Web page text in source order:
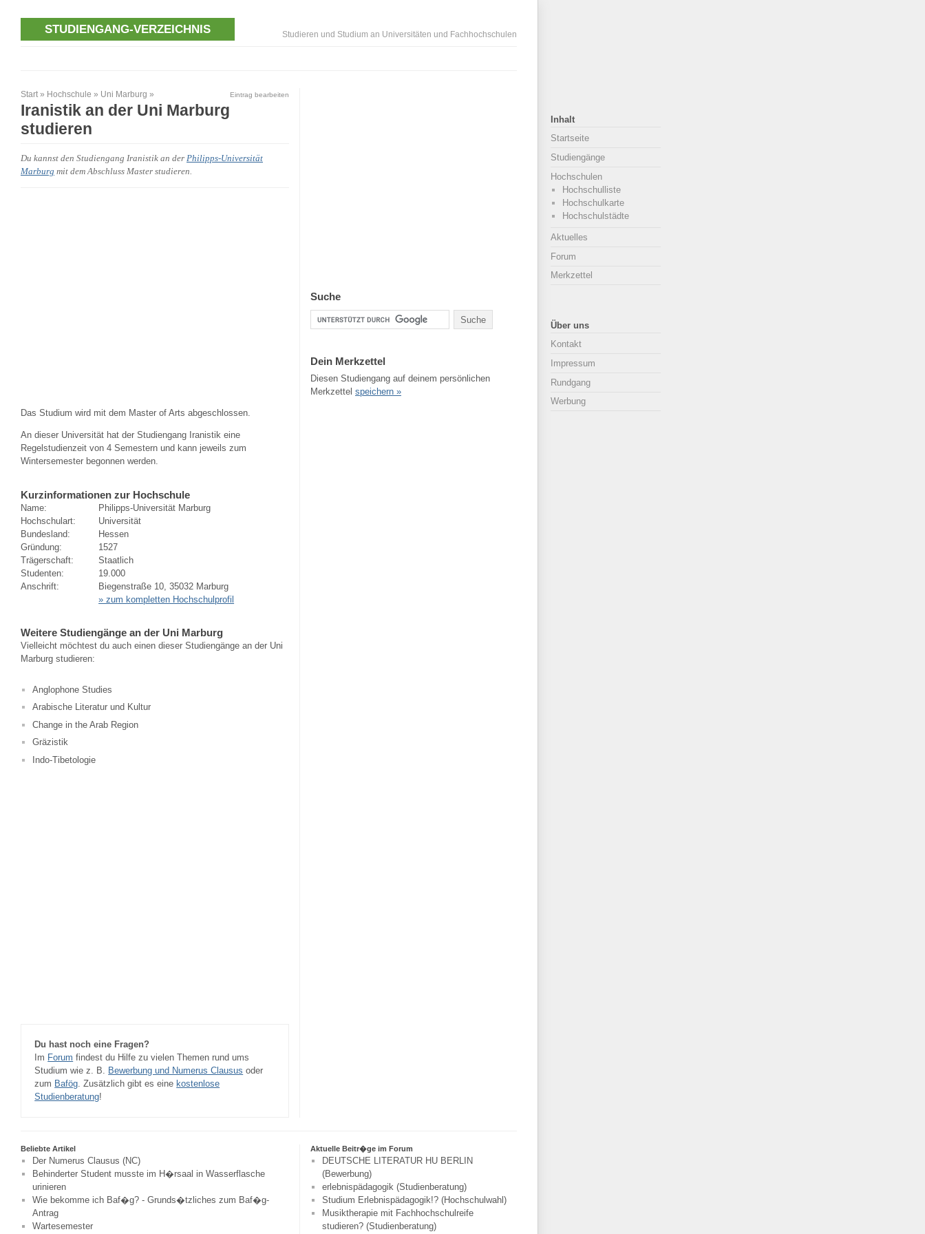
STUDIENGANG-VERZEICHNIS Studieren und Studium an Universitäten und Fachhochschulen
Start » Hochschule » Uni Marburg » Eintrag bearbeiten
Iranistik an der Uni Marburg
studieren
Du kannst den Studiengang Iranistik an der Philipps-Universität
Marburg mit dem Abschluss Master studieren.
Das Studium wird mit dem Master of Arts abgeschlossen.
An dieser Universität hat der Studiengang Iranistik eine
Regelstudienzeit von 4 Semestern und kann jeweils zum
Wintersemester begonnen werden.
Kurzinformationen zur Hochschule
Name:
Philipps-Universität Marburg
Hochschulart:
Universität
Bundesland:
Hessen
Gründung:
1527
Trägerschaft:
Staatlich
Studenten:
19.000
Anschrift:
Biegenstraße 10, 35032 Marburg
» zum kompletten Hochschulprofil
Weitere Studiengänge an der Uni Marburg
Vielleicht möchtest du auch einen dieser Studiengänge an der Uni
Marburg studieren:
Anglophone Studies
Arabische Literatur und Kultur
Change in the Arab Region
Gräzistik
Indo-Tibetologie
Du hast noch eine Fragen?
Im Forum findest du Hilfe zu vielen Themen rund ums
Studium wie z. B. Bewerbung und Numerus Clausus oder
zum Bafög. Zusätzlich gibt es eine kostenlose
Studienberatung!
Suche
Dein Merkzettel
Diesen Studiengang auf deinem persönlichen
Merkzettel speichern »
Inhalt
Startseite
Studiengänge
Hochschulen
Hochschulliste
Hochschulkarte
Hochschulstädte
Aktuelles
Forum
Merkzettel
Über uns
Kontakt
Impressum
Rundgang
Werbung
Beliebte Artikel
Der Numerus Clausus (NC)
Behinderter Student musste im H�rsaal in Wasserflasche
urinieren
Wie bekomme ich Baf�g? - Grunds�tzliches zum Baf�g-
Antrag
Wartesemester
Aktuelle Beitr�ge im Forum
DEUTSCHE LITERATUR HU BERLIN
(Bewerbung)
erlebnispädagogik (Studienberatung)
Studium Erlebnispädagogik!? (Hochschulwahl)
Musiktherapie mit Fachhochschulreife
studieren? (Studienberatung)